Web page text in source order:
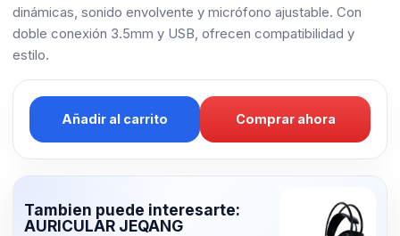
dinámicas, sonido envolvente y micrófono ajustable. Con
doble conexión 3.5mm y USB, ofrecen compatibilidad y
estilo.
Añadir al carrito Comprar ahora
Tambien puede interesarte:
AURICULAR JEQANG